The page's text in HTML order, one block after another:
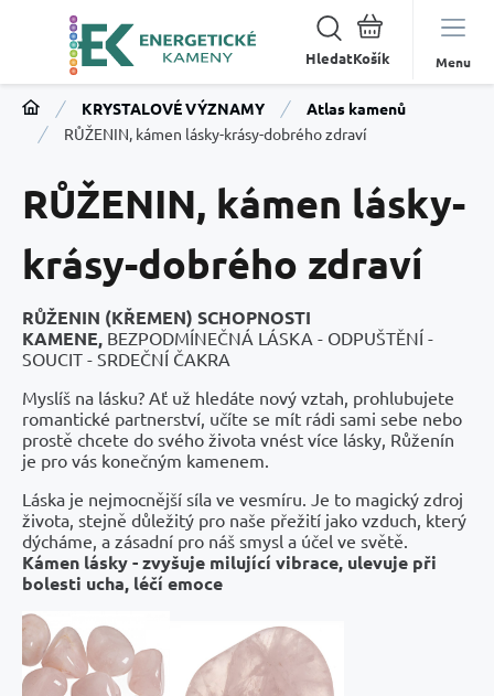
Hledat Menu
KRYSTALOVÉ VÝZNAMY
Atlas kamenů
RŮŽENIN, kámen lásky-krásy-dobrého zdraví
RŮŽENIN, kámen lásky-
krásy-dobrého zdraví
RŮŽENIN (KŘEMEN) SCHOPNOSTI
KAMENE, BEZPODMÍNEČNÁ LÁSKA - ODPUŠTĚNÍ -
SOUCIT - SRDEČNÍ ČAKRA
Myslíš na lásku? Ať už hledáte nový vztah, prohlubujete
romantické partnerství, učíte se mít rádi sami sebe nebo
prostě chcete do svého života vnést více lásky, Růženín
je pro vás konečným kamenem.
Láska je nejmocnější síla ve vesmíru. Je to magický zdroj
života, stejně důležitý pro naše přežití jako vzduch, který
dýcháme, a zásadní pro náš smysl a účel ve světě.
Kámen lásky - zvyšuje milující vibrace, ulevuje při
bolesti ucha, léčí emoce